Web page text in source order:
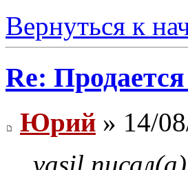
Вернуться к
Re:
Юрий » 14/
vasil